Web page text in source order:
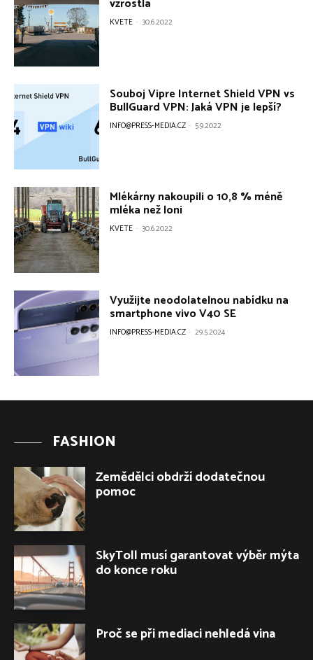
FASHION
Zemědělci obdrží dodatečnou
pomoc
SkyToll musí garantovat výběr mýta
do konce roku
Proč se při mediaci nehledá vina